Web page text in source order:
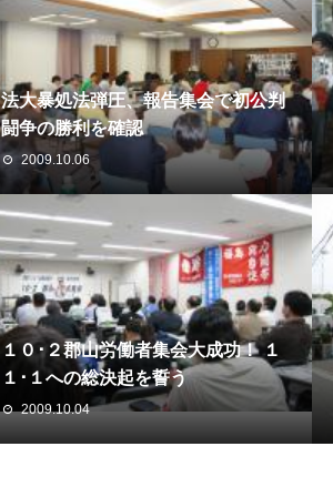
法大暴処法弾圧、報告集会で初公判
闘争の勝利を確認
2009.10.06
１０･２郡山労働者集会大成功！ １
１･１への総決起を誓う
2009.10.04